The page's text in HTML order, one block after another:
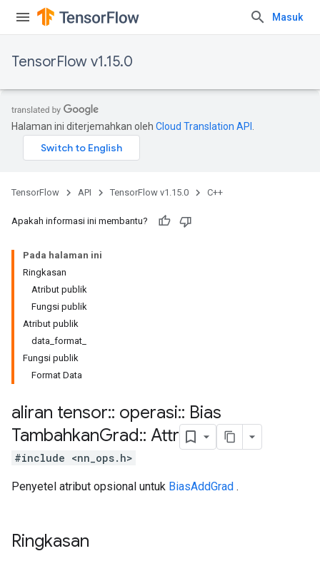
Masuk
TensorFlow v1.15.0
Halaman ini diterjemahkan oleh Cloud Translation API
TensorFlow API TensorFlow v1.15.0 C++
Apakah informasi ini membantu?
Pada halaman ini
Ringkasan
Atribut publik
Fungsi publik
Atribut publik
data_format_
Fungsi publik
Format Data
aliran tensor:: operasi:: Bias
TambahkanGrad:: Attr
#include <nn_ops.h>
Penyetel atribut opsional untuk BiasAddGrad .
Ringkasan